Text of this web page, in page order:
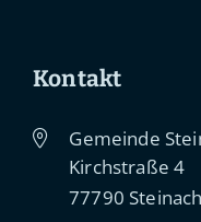
Kontakt
Gemeinde
Kirchstraße 4
77790 Steinach